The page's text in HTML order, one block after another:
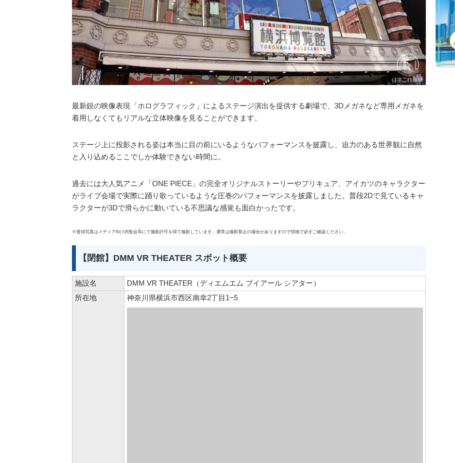
最新鋭の映像表現「ホログラフィック」によるステージ演出を提供する劇場で、3Dメガネなど専用メガネを
着用しなくてもリアルな立体映像を見ることができます。
ステージ上に投影される姿は本当に目の前にいるようなパフォーマンスを披露し、迫力のある世界観に自然
と入り込めるここでしか体験できない時間に。
過去には大人気アニメ「ONE PIECE」の完全オリジナルストーリーやプリキュア、アイカツのキャラクター
がライブ会場で実際に踊り歌っているような圧巻のパフォーマンスを披露しました。普段2Dで見ているキャ
ラクターが3Dで滑らかに動いている不思議な感覚も面白かったです。
※冒頭写真はメディア向け内覧会等にて撮影許可を得て撮影しています。通常は撮影禁止の場合がありますので現地で必ずご確認ください。
【閉館】DMM VR THEATER スポット概要
施設名
DMM VR THEATER（ディエムエム ブイアール シアター）
所在地
神奈川県横浜市西区南幸2丁目1−5